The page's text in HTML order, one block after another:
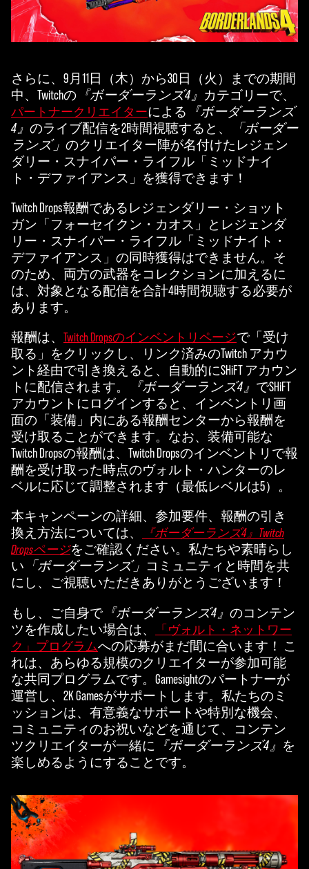
さらに、9月11日（木）から30日（火）までの期間
中、Twitchの 『ボーダーランズ4』 カテゴリーで、
パートナークリエイターによる 『ボーダーランズ
4』 のライブ配信を2時間視聴すると、
「ボーダー
ランズ」 のクリエイター陣が名付けたレジェン
ダリー・スナイパー・ライフル「ミッドナイ
ト・デファイアンス」を獲得できます！
Twitch Drops報酬であるレジェンダリー・ショット
ガン「フォーセイクン・カオス」とレジェンダ
リー・スナイパー・ライフル「ミッドナイト・
デファイアンス」の同時獲得はできません。そ
のため、両方の武器をコレクションに加えるに
は、対象となる配信を合計4時間視聴する必要が
あります。
報酬は、 Twitch Dropsのインベントリページで「受け
取る」をクリックし、リンク済みのTwitch アカウ
ント経由で引き換えると、自動的にSHiFT アカウン
トに配信されます。
『ボーダーランズ4』 でSHiFT
アカウントにログインすると、インベントリ画
面の「装備」内にある報酬センターから報酬を
受け取ることができます。なお、装備可能な
Twitch Dropsの報酬は、Twitch Dropsのインベントリで報
酬を受け取った時点のヴォルト・ハンターのレ
ベルに応じて調整されます（最低レベルは5）。
本キャンペーンの詳細、参加要件、報酬の引き
換え方法については、
『ボーダーランズ4』Twitch
Dropsページをご確認ください。私たちや素晴らし
い 「ボーダーランズ」 コミュニティと時間を共
にし、ご視聴いただきありがとうございます！
もし、ご自身で 『ボーダーランズ4』 のコンテン
ツを作成したい場合は、
「ヴォルト・ネットワー
ク」プログラムへの応募がまだ間に合います！ こ
れは、あらゆる規模のクリエイターが参加可能
な共同プログラムです。Gamesightのパートナーが
運営し、2K Gamesがサポートします。私たちのミ
ッションは、有意義なサポートや特別な機会、
コミュニティのお祝いなどを通じて、コンテン
ツクリエイターが一緒に 『ボーダーランズ4』 を
楽しめるようにすることです。